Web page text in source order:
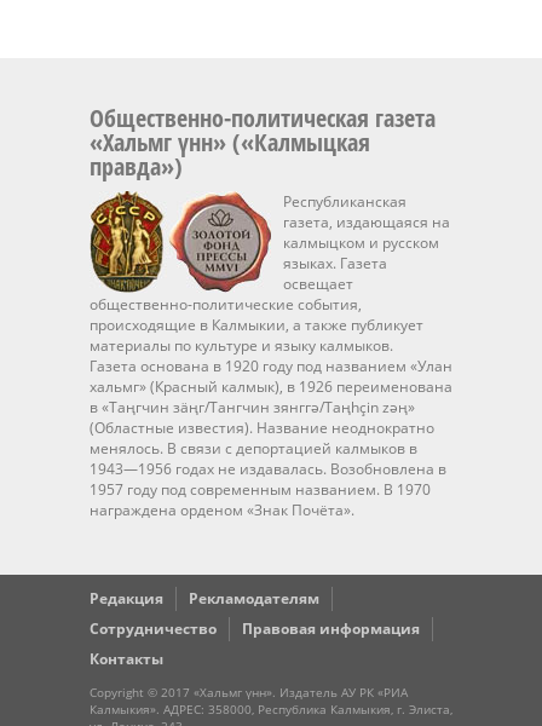
Общественно-политическая газета
«Хальмг үнн» («Калмыцкая
правда»)
Республиканская
газета, издающаяся на
калмыцком и русском
языках. Газета
освещает
общественно-политические события,
происходящие в Калмыкии, а также публикует
материалы по культуре и языку калмыков.
Газета основана в 1920 году под названием «Улан
хальмг» (Красный калмык), в 1926 переименована
в «Таңгчин зäңг/Тангчин зянггә/Taңhçin zәң»
(Областные известия). Название неоднократно
менялось. В связи с депортацией калмыков в
1943—1956 годах не издавалась. Возобновлена в
1957 году под современным названием. В 1970
награждена орденом «Знак Почёта».
Редакция
Рекламодателям
Сотрудничество
Правовая информация
Контакты
Copyright © 2017 «Хальмг үнн». Издатель АУ РК «РИА
Калмыкия». АДРЕС: 358000, Республика Калмыкия, г. Элиста,